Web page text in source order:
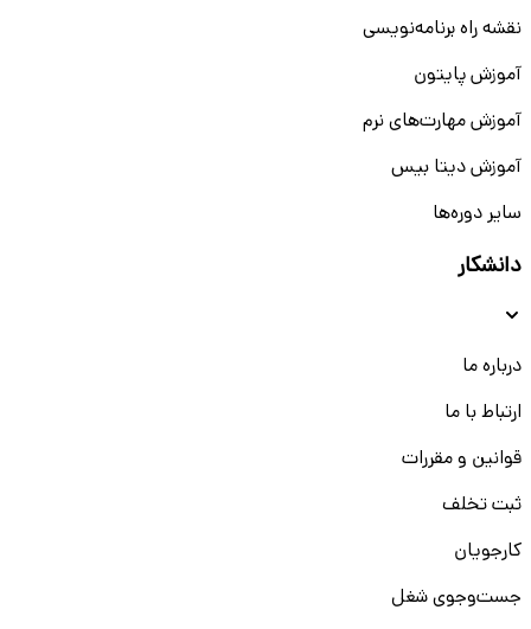
نقشه راه برنامه‌نویسی
آموزش پایتون
آموزش مهارت‌های نرم
آموزش دیتا بیس
سایر دوره‌ها
دانشکار
درباره ما
ارتباط با ما
قوانین و مقررات
ثبت تخلف
کارجویان
جست‌و‌جوی شغل